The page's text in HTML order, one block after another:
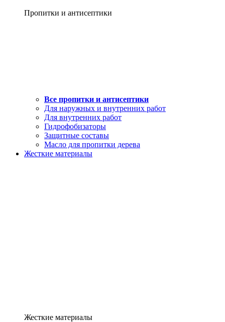
Пропитки и антисептики
Все пропитки и антисептики
Для наружных и внутренних работ
Для внутренних работ
Гидрофобизаторы
Защитные составы
Масло для пропитки дерева
Жесткие материалы
Жесткие материалы